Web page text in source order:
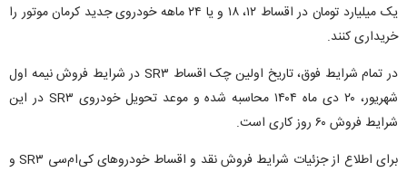
یک میلیارد تومان در اقساط ۱۲، ۱۸ و یا ۲۴ ماهه خودروی جدید کرمان موتور را
خریداری کنند.
در تمام شرایط فوق، تاریخ اولین چک اقساط SR۳ در شرایط فروش نیمه اول
شهریور، ۲۰ دی ماه ۱۴۰۴ محاسبه شده و موعد تحویل خودروی SR۳ در این
شرایط فروش ۶۰ روز کاری است.
برای اطلاع از جزئیات شرایط فروش نقد و اقساط خودروهای کی‌ام‌سی SR۳ و